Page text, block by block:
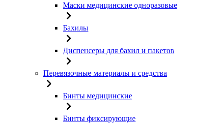
Маски медицинские одноразовые
Бахилы
Диспенсеры для бахил и пакетов
Перевязочные материалы и средства
Бинты медицинские
Бинты фиксирующие